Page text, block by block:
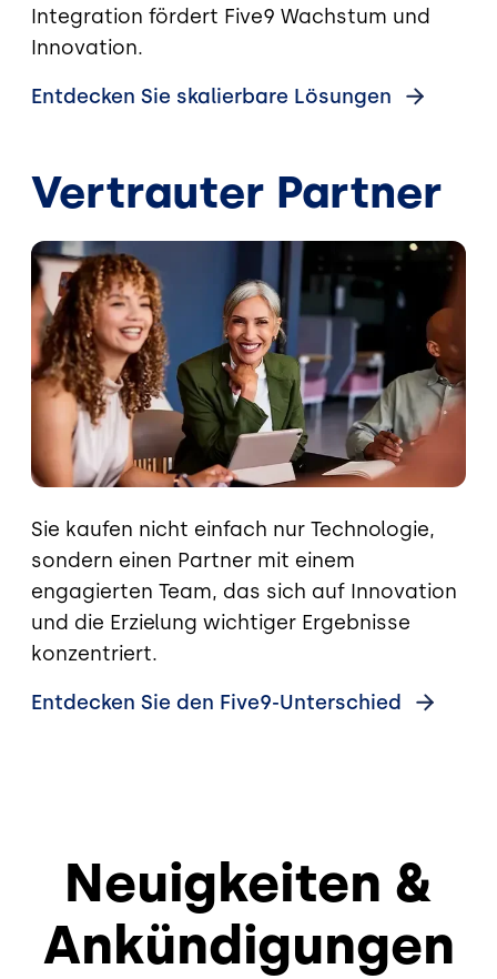
Integration fördert Five9 Wachstum und
Innovation.
Entdecken Sie skalierbare Lösungen
Vertrauter Partner
Bild
Sie kaufen nicht einfach nur Technologie,
sondern einen Partner mit einem
engagierten Team, das sich auf Innovation
und die Erzielung wichtiger Ergebnisse
konzentriert.
Entdecken Sie den Five9-Unterschied
Neuigkeiten &
Ankündigungen